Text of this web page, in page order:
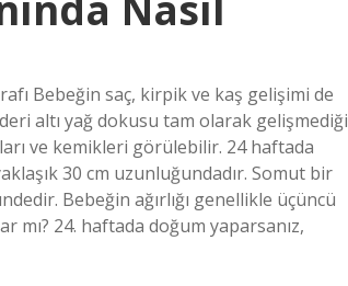
Bebeğin saç, kirpik ve kaş gelişimi de
altı yağ dokusu tam olarak gelişmediği
ve kemikleri görülebilir. 24 haftada
30 cm uzunluğundadır. Somut bir
Bebeğin ağırlığı genellikle üçüncü
mı? 24. haftada doğum yaparsanız,